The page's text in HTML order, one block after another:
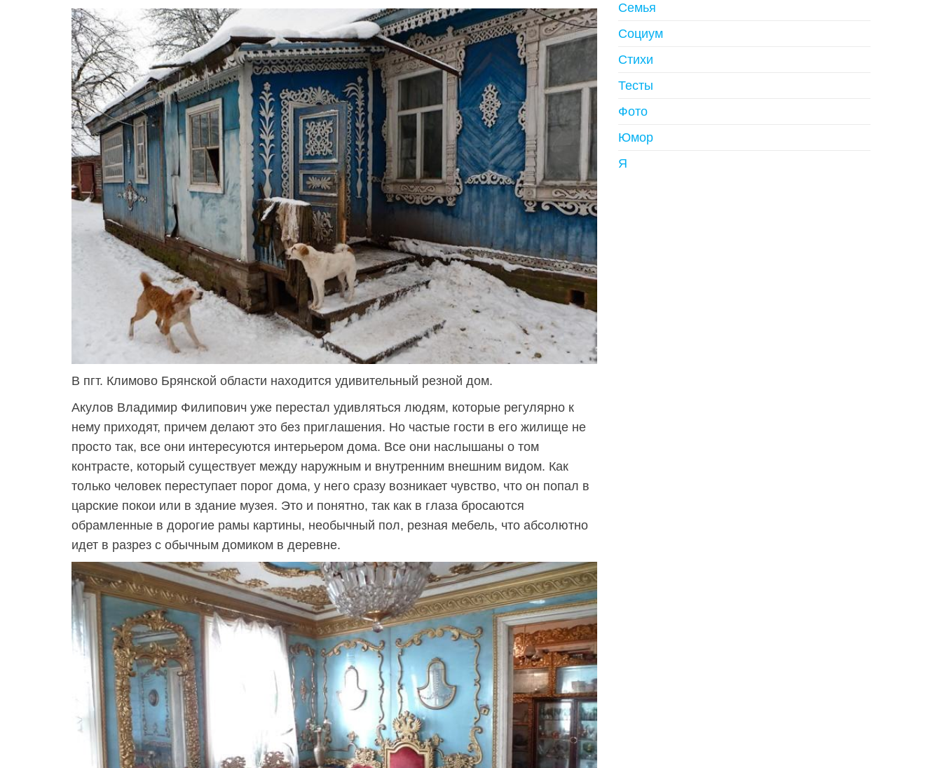
В пгт. Климово Брянской области находится удивительный резной дом.
Акулов Владимир Филипович уже перестал удивляться людям, которые регулярно к
нему приходят, причем делают это без приглашения. Но частые гости в его жилище не
просто так, все они интересуются интерьером дома. Все они наслышаны о том
контрасте, который существует между наружным и внутренним внешним видом. Как
только человек переступает порог дома, у него сразу возникает чувство, что он попал в
царские покои или в здание музея. Это и понятно, так как в глаза бросаются
обрамленные в дорогие рамы картины, необычный пол, резная мебель, что абсолютно
идет в разрез с обычным домиком в деревне.
Семья
Социум
Стихи
Тесты
Фото
Юмор
Я